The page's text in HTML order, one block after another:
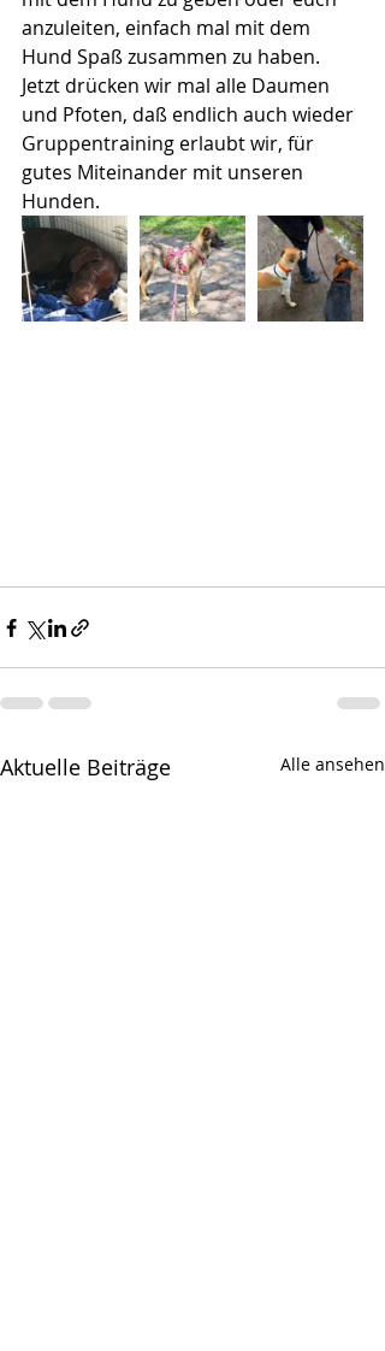
anzuleiten, einfach mal mit dem
Hund Spaß zusammen zu haben.
Jetzt drücken wir mal alle Daumen
und Pfoten, daß endlich auch wieder
Gruppentraining erlaubt wir, für
gutes Miteinander mit unseren
Hunden.
Aktuelle Beiträge Alle ansehen